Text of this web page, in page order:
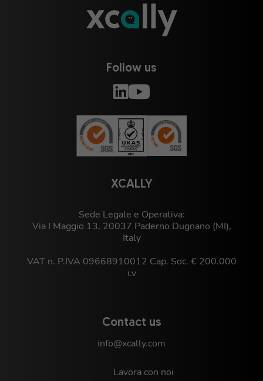
XCALLY
Sede Legale e Operativa:
Via I Maggio 13, 20037 Paderno Dugnano (MI),
Italy
VAT n. P.IVA 09668910012 Cap. Soc. € 200.000
i.v
Contact us
info@xcally.com
Lavora con noi
Follow us